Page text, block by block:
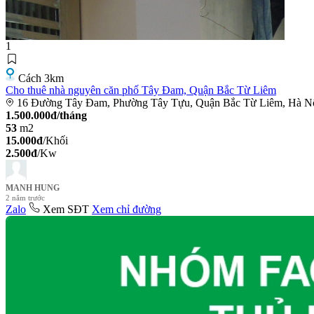
1
Cách 3km
Cho thuê nhà nguyên căn phố Tây Đam, Quận Bắc Từ Liêm
16 Đường Tây Đam, Phường Tây Tựu, Quận Bắc Từ Liêm, Hà
1.500.000đ/tháng
53 m2
15.000đ/Khối
2.500đ/Kw
MANH HUNG
2 năm trước
Zalo Xem SĐT Xem chỉ đường